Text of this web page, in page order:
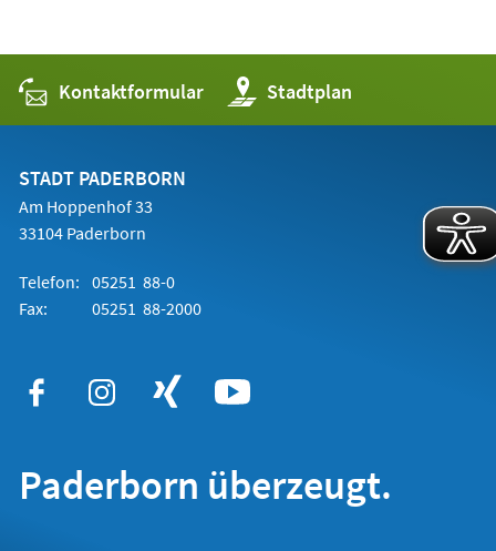
Kontaktformular Stadtplan
(Öffnet
in
einem
STADT PADERBORN
Am Hoppenhof 33
33104 Paderborn
Telefon: 05251 88-0
Fax:
05251 88-2000
Paderborn überzeugt.